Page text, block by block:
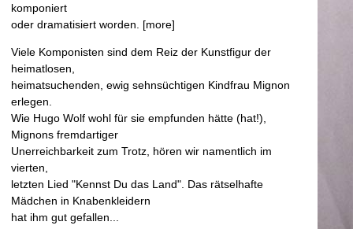
komponiert
oder dramatisiert worden. [more]
Viele Komponisten sind dem Reiz der Kunstfigur der
heimatlosen,
heimatsuchenden, ewig sehnsüchtigen Kindfrau Mignon
erlegen.
Wie Hugo Wolf wohl für sie empfunden hätte (hat!),
Mignons fremdartiger
Unerreichbarkeit zum Trotz, hören wir namentlich im
vierten,
letzten Lied "Kennst Du das Land". Das rätselhafte
Mädchen in Knabenkleidern
hat ihm gut gefallen...